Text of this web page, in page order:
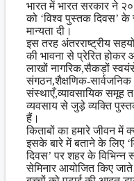
भारत में भारत सरकार ने
को ‘विश्व पुस्तक दिवस’
मान्यता दी।
इस तरह अंतरराष्ट्रीय
की भावना से प्रेरित
लाखों नागरिक,सैकड़ों
संगठन,शैक्षणिक-सार्वजनिक
संस्थाएँ,व्यावसायिक समूह
व्यवसाय से जुड़े व्यक्ति
हैं।
किताबों का हमारे जीवन में
इसके बारे में बताने के लिए
दिवस’ पर शहर के विभिन्न
सेमिनार आयोजित किए जाते